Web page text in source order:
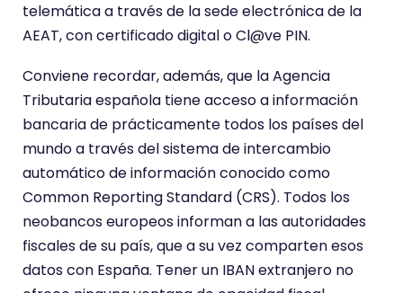
telemática a través de la sede electrónica de la
AEAT, con certificado digital o Cl@ve PIN.
Conviene recordar, además, que la Agencia
Tributaria española tiene acceso a información
bancaria de prácticamente todos los países del
mundo a través del sistema de intercambio
automático de información conocido como
Common Reporting Standard (CRS). Todos los
neobancos europeos informan a las autoridades
fiscales de su país, que a su vez comparten esos
datos con España. Tener un IBAN extranjero no